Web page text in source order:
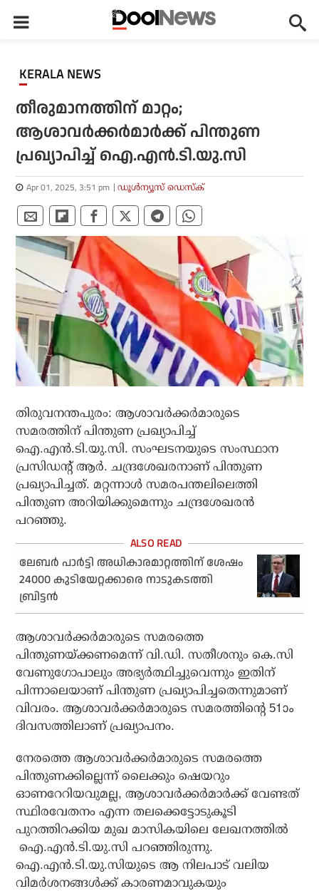
KERALA NEWS
തീരുമാനത്തിന് മാറ്റം;
ആശാവര്‍ക്കര്‍മാര്‍ക്ക് പിന്തുണ
പ്രഖ്യാപിച്ച് ഐ.എന്‍.ടി.യു.സി
Apr 01, 2025, 3:51 pm ഡൂള്‍ന്യൂസ് ഡെസ്‌ക്
തിരുവനന്തപുരം: ആശാവര്‍ക്കര്‍മാരുടെ
സമരത്തിന് പിന്തുണ പ്രഖ്യാപിച്ച്
ഐ.എന്‍.ടി.യു.സി. സംഘടനയുടെ സംസ്ഥാന
പ്രസിഡന്റ് ആര്‍. ചന്ദ്രശേഖരനാണ് പിന്തുണ
പ്രഖ്യാപിച്ചത്. മറ്റന്നാള്‍ സമരപന്തലിലെത്തി
പിന്തുണ അറിയിക്കുമെന്നും ചന്ദ്രശേഖരന്‍
പറഞ്ഞു.
ലേബര്‍ പാര്‍ട്ടി അധികാരമാറ്റത്തിന് ശേഷം
24000 കുടിയേറ്റക്കാരെ നാടുകടത്തി
ബ്രിട്ടന്‍
ആശാവര്‍ക്കര്‍മാരുടെ സമരത്തെ
പിന്തുണയ്ക്കണമെന്ന് വി.ഡി. സതീശനും കെ.സി
വേണുഗോപാലും അഭ്യര്‍ത്ഥിച്ചുവെന്നും ഇതിന്
പിന്നാലെയാണ് പിന്തുണ പ്രഖ്യാപിച്ചതെന്നുമാണ്
വിവരം. ആശാവര്‍ക്കര്‍മാരുടെ സമരത്തിന്റെ 51ാം
ദിവസത്തിലാണ് പ്രഖ്യാപനം.
നേരത്തെ ആശാവര്‍ക്കര്‍മാരുടെ സമരത്തെ
പിന്തുണക്കില്ലെന്ന് ലൈക്കും ഷെയറും
ഓണറേറിയവുമല്ല, ആശാവര്‍ക്കര്‍മാര്‍ക്ക് വേണ്ടത്
സ്ഥിരവേതനം എന്ന തലക്കെട്ടോടുകൂടി
പുറത്തിറക്കിയ മുഖ മാസികയിലെ ലേഖനത്തില്‍
ഐ.എന്‍.ടി.യു.സി പറഞ്ഞിരുന്നു.
ഐ.എന്‍.ടി.യു.സിയുടെ ആ നിലപാട് വലിയ
വിമര്‍ശനങ്ങള്‍ക്ക് കാരണമാവുകയും